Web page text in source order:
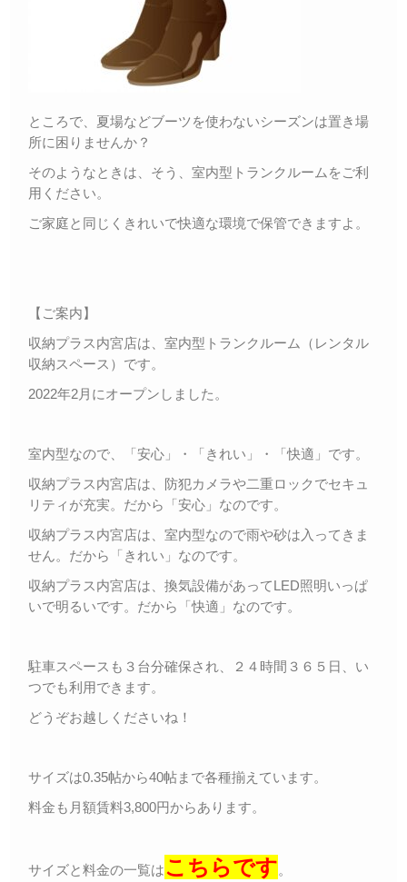
ところで、夏場などブーツを使わないシーズンは置き場
所に困りませんか？
そのようなときは、そう、室内型トランクルームをご利
用ください。
ご家庭と同じくきれいで快適な環境で保管できますよ。
【ご案内】
収納プラス内宮店は、室内型トランクルーム（レンタル
収納スペース）です。
2022年2月にオープンしました。
室内型なので、「安心」・「きれい」・「快適」です。
収納プラス内宮店は、防犯カメラや二重ロックでセキュ
リティが充実。だから「安心」なのです。
収納プラス内宮店は、室内型なので雨や砂は入ってきま
せん。だから「きれい」なのです。
収納プラス内宮店は、換気設備があってLED照明いっぱ
いで明るいです。だから「快適」なのです。
駐車スペースも３台分確保され、２４時間３６５日、い
つでも利用できます。
どうぞお越しくださいね！
サイズは0.35帖から40帖まで各種揃えています。
料金も月額賃料3,800円からあります。
サイズと料金の一覧はこちらです。